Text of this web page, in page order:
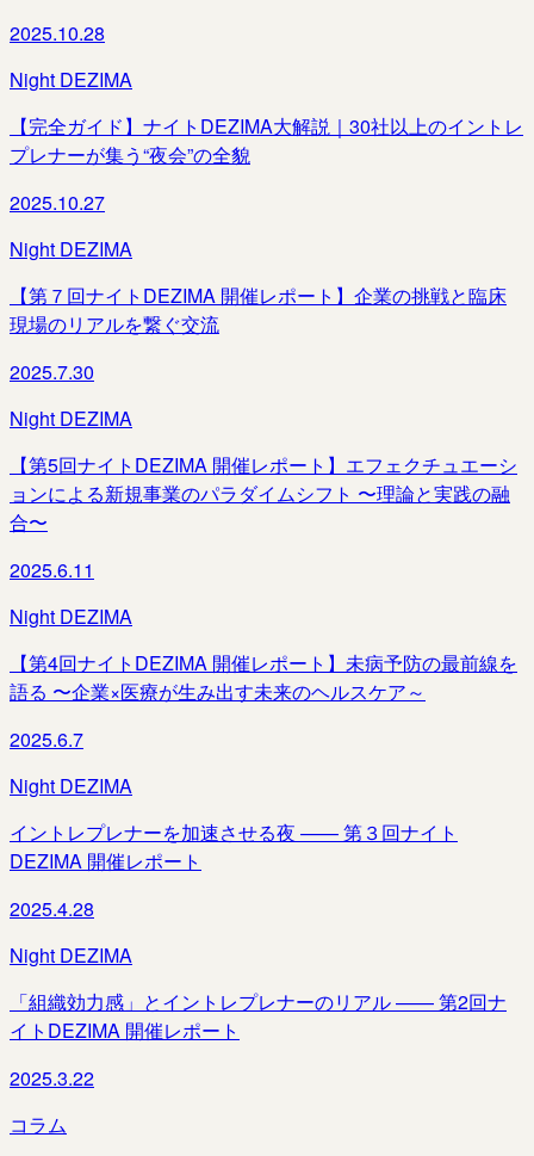
2025.10.28
Night DEZIMA
【完全ガイド】ナイトDEZIMA大解説｜30社以上のイントレ
プレナーが集う“夜会”の全貌
2025.10.27
Night DEZIMA
【第７回ナイトDEZIMA 開催レポート】企業の挑戦と臨床
現場のリアルを繋ぐ交流
2025.7.30
Night DEZIMA
【第5回ナイトDEZIMA 開催レポート】エフェクチュエーシ
ョンによる新規事業のパラダイムシフト 〜理論と実践の融
合〜
2025.6.11
Night DEZIMA
【第4回ナイトDEZIMA 開催レポート】未病予防の最前線を
語る 〜企業×医療が生み出す未来のヘルスケア～
2025.6.7
Night DEZIMA
イントレプレナーを加速させる夜 —— 第３回ナイト
DEZIMA 開催レポート
2025.4.28
Night DEZIMA
「組織効力感」とイントレプレナーのリアル —— 第2回ナ
イトDEZIMA 開催レポート
2025.3.22
コラム